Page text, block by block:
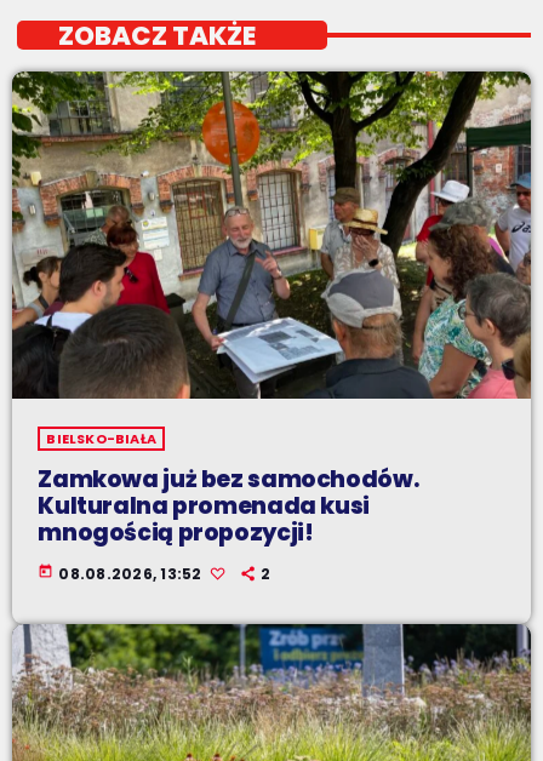
ZOBACZ TAKŻE
BIELSKO-BIAŁA
Zamkowa już bez samochodów.
Kulturalna promenada kusi
mnogością propozycji!
today 08.08.2026, 13:52 2